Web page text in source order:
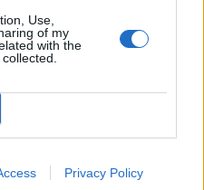
Use,
of my
with the
Privacy Policy